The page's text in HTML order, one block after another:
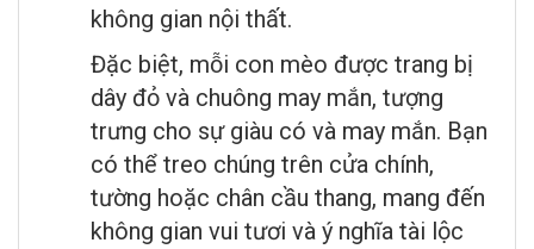
không gian nội thất.
Đặc biệt, mỗi con mèo được trang bị
dây đỏ và chuông may mắn, tượng
trưng cho sự giàu có và may mắn. Bạn
có thể treo chúng trên cửa chính,
tường hoặc chân cầu thang, mang đến
không gian vui tươi và ý nghĩa tài lộc